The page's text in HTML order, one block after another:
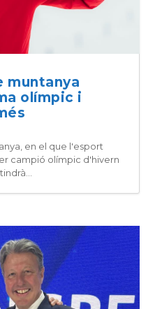
muntanya
olímpic i
en el que l'esport
campió olímpic d'hivern